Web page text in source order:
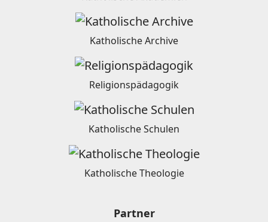
Katholische Archive
Religionspädagogik
Katholische Schulen
Katholische Theologie
Partner